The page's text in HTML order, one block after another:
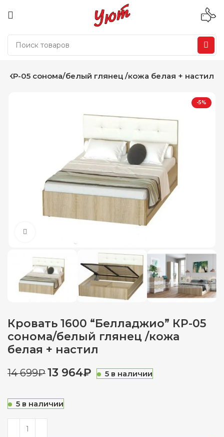
КР-05 сонома/белый глянец /кожа белая + настил
-5%
Кровать 1600 “Белладжио” КР-05
сонома/белый глянец /кожа
белая + настил
14 699₽13 964₽ 5 в наличии
5 в наличии